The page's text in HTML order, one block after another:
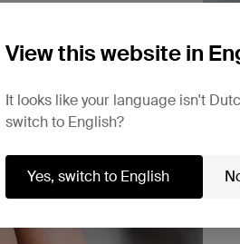
veterlaarzen
View this website in
It looks like your language isn't
switch to English?
Yes, switch to English